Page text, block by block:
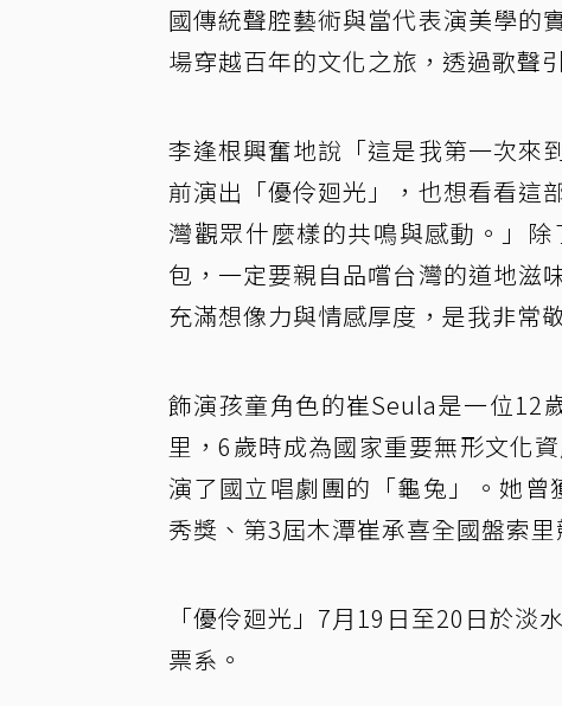
國傳統聲腔藝術與當代表演美學的
場穿越百年的文化之旅，透過歌聲
李逢根興奮地說「這是我第一次來
前演出「優伶廻光」，也想看看這
灣觀眾什麼樣的共鳴與感動。」
包，一定要親自品嚐台灣的道地滋
充滿想像力與情感厚度，是我非常
飾演孩童角色的崔Seula是一位12
里，6歲時成為國家重要無形文化
演了國立唱劇團的「龜兔」。她
秀獎、第3屆木潭崔承喜全國盤索
「優伶廻光」7月19日至20日於淡
票系。